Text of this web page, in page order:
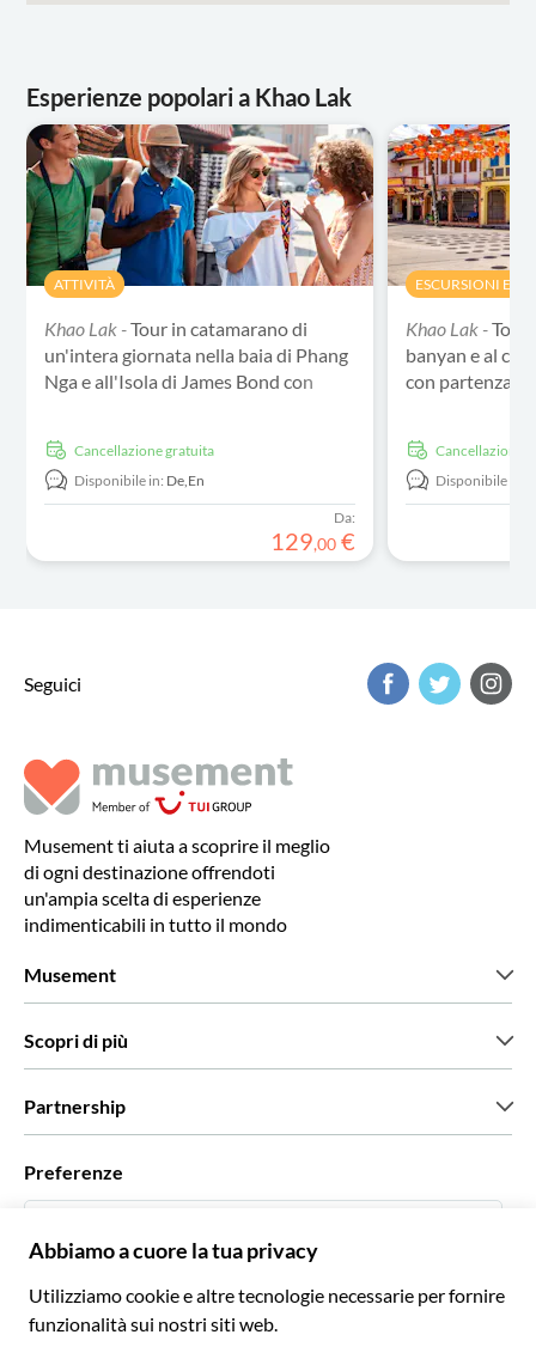
Esperienze popolari a Khao Lak
ATTIVITÀ
Khao Lak -Tour in catamarano di
un'intera giornata nella baia di Phang
Nga e all'Isola di James Bond con
Cancellazione gratuita
Disponibile in: De,En
Da:
129,00 €
ESCURSIONI E
Khao Lak -Tour
banyan e al
con partenza
Cancellazione
Disponibile in:
Seguici
Musement ti aiuta a scoprire il meglio
di ogni destinazione offrendoti
un'ampia scelta di esperienze
indimenticabili in tutto il mondo
Musement
Stampa
Green & Fair Experiences
Scopri di più
Tour personalizzati
Partnership
Agenzie viaggi
Diventa un nostro fornitore
Become a Distribution Partner
Preferenze
Italiano
Italiano
Français
€ Euro